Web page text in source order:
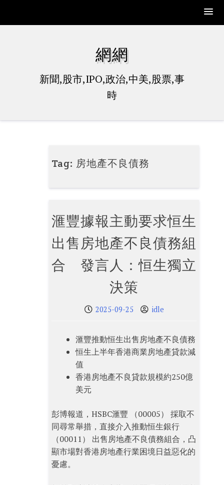
網網
新聞,股市,IPO,政治,中美,股票,事
時
Tag: 房地產不良債務
滙豐據報主動要求恒生
出售房地產不良債務組
合 發言人：恒生獨立
決策
2025-09-25 idle
滙豐推動恒生出售房地產不良債務
恒生上半年香港商業房地產貸款減
值
香港房地產不良貸款規模約250億
美元
彭博報道，HSBC滙豐 （00005） 採取不
同尋常舉措，直接介入推動恒生銀行
（00011） 出售房地產不良債務組合，凸
顯市場對香港房地產行業困境日益惡化的
憂慮。